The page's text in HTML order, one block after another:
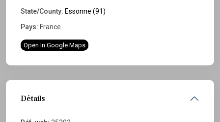
State/County: Essonne (91)
Pays: France
Open In Google Maps
Détails